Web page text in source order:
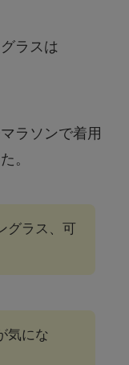
ラスは
ラソンで着用
。
グラス、可
気にな